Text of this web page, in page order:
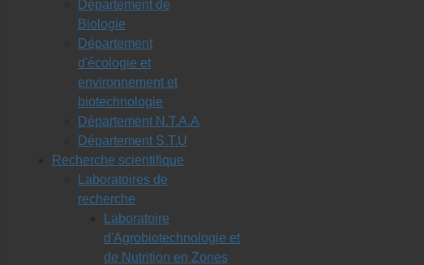
Département de
Biologie
Département
d'écologie et
environnement et
biotechnologie
Département N.T.A.A
Département S.T.U
Recherche scientifique
Laboratoires de
recherche
Laboratoire
d'Agrobiotechnologie et
de Nutrition en Zones